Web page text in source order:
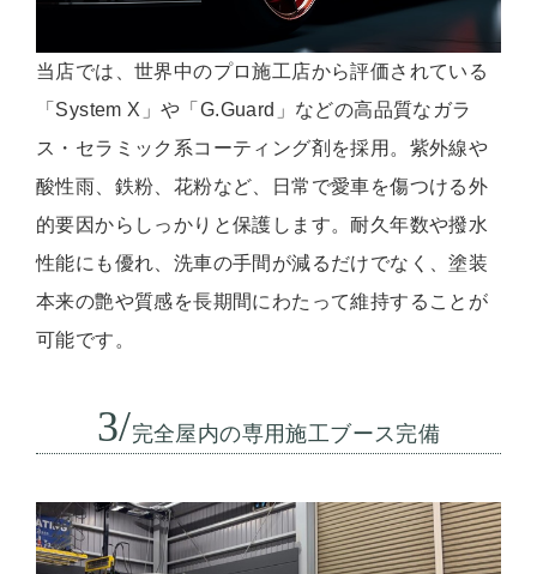
当店では、世界中のプロ施工店から評価されている
「System X」や「G.Guard」などの高品質なガラ
ス・セラミック系コーティング剤を採用。紫外線や
酸性雨、鉄粉、花粉など、日常で愛車を傷つける外
的要因からしっかりと保護します。耐久年数や撥水
性能にも優れ、洗車の手間が減るだけでなく、塗装
本来の艶や質感を長期間にわたって維持することが
可能です。
3/完全屋内の専用施工ブース完備